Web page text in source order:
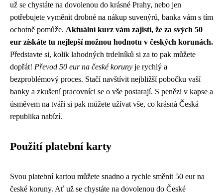
už se chystáte na dovolenou do krásné Prahy, nebo jen
potřebujete vyměnit drobné na nákup suvenýrů, banka vám s tím
ochotně pomůže. Aktuální kurz vám zajistí, že za svých 50
eur získáte tu nejlepší možnou hodnotu v českých korunách.
Představte si, kolik lahodných trdelníků si za to pak můžete
dopřát! Převod 50 eur na české koruny je rychlý a
bezproblémový proces. Stačí navštívit nejbližší pobočku vaší
banky a zkušení pracovníci se o vše postarají. S penězi v kapse a
úsměvem na tváři si pak můžete užívat vše, co krásná Česká
republika nabízí.
Použití platební karty
Svou platební kartou můžete snadno a rychle směnit 50 eur na
české koruny. Ať už se chystáte na dovolenou do České